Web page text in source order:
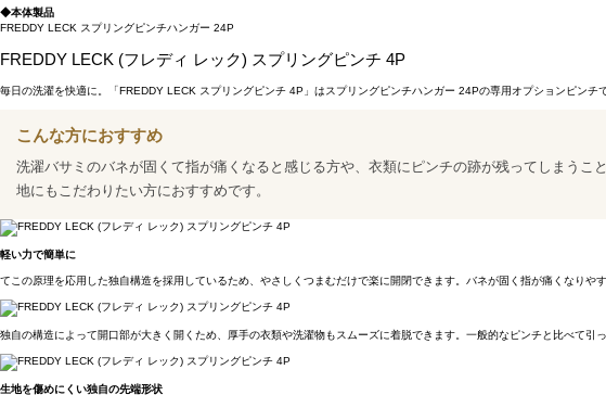
◆本体製品
FREDDY LECK スプリングピンチハンガー 24P
FREDDY LECK (フレディ レック) スプリングピンチ 4P
毎日の洗濯を快適に。「FREDDY LECK スプリングピンチ 4P」はスプリングピンチハンガー 24Pの専用オプションピン
こんな方におすすめ
洗濯バサミのバネが固くて指が痛くなると感じる方や、衣類にピンチの跡が残ってしまう
地にもこだわりたい方におすすめです。
軽い力で簡単に
てこの原理を応用した独自構造を採用しているため、やさしくつまむだけで楽に開閉できます。バネが固く指が痛くなりや
独自の構造によって開口部が大きく開くため、厚手の衣類や洗濯物もスムーズに着脱できます。一般的なピンチと比べて引
生地を傷めにくい独自の先端形状